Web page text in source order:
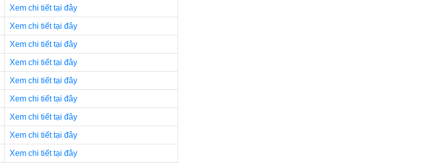
Xem chi tiết tại đây
Xem chi tiết tại đây
Xem chi tiết tại đây
Xem chi tiết tại đây
Xem chi tiết tại đây
Xem chi tiết tại đây
Xem chi tiết tại đây
Xem chi tiết tại đây
Xem chi tiết tại đây